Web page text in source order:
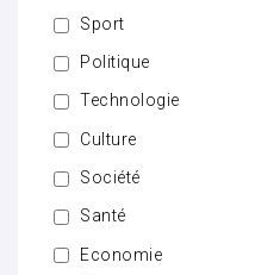
Sport
Politique
Technologie
Culture
Société
Santé
Economie